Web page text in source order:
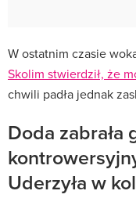
W ostatnim czasie
Skolim stwierdził, że
chwili padła jednak
Doda zabrała
Uderzyła w